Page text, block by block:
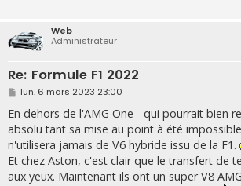
Web
Administrateur
Re: Formule F1 2022
M
s
s
a
g
e
lun. 6 mars 2023 23:00
En dehors de l'AMG One - qui pourrait bien
absolu tant sa mise au point à été
n'utilisera jamais de V6 hybride issu de la F1.
Et chez Aston, c'est clair que le transfert de
aux yeux. Maintenant ils ont un super V8